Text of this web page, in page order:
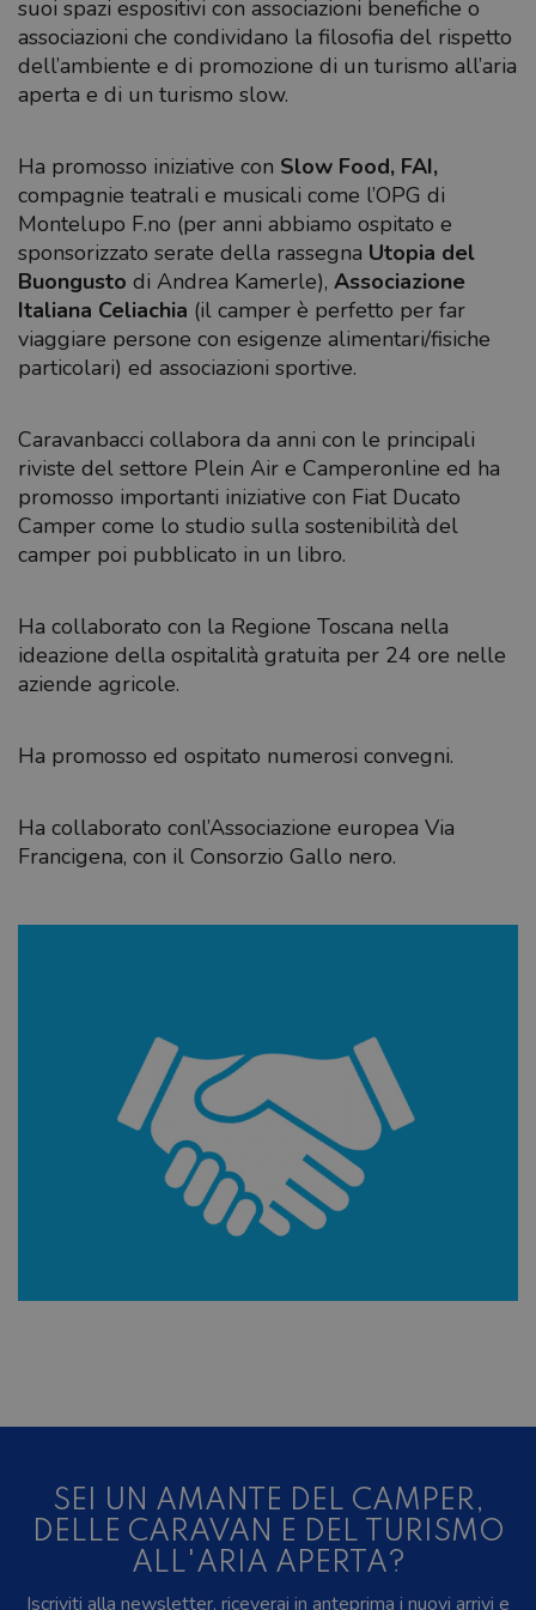
suoi spazi espositivi con associazioni benefiche o
associazioni che condividano la filosofia del rispetto
dell’ambiente e di promozione di un turismo all’aria
aperta e di un turismo slow.
Ha promosso iniziative con Slow Food, FAI,
compagnie teatrali e musicali come l’OPG di
Montelupo F.no (per anni abbiamo ospitato e
sponsorizzato serate della rassegna Utopia del
Buongusto di Andrea Kamerle), Associazione
Italiana Celiachia (il camper è perfetto per far
viaggiare persone con esigenze alimentari/fisiche
particolari) ed associazioni sportive.
Caravanbacci collabora da anni con le principali
riviste del settore Plein Air e Camperonline ed ha
promosso importanti iniziative con Fiat Ducato
Camper come lo studio sulla sostenibilità del
camper poi pubblicato in un libro.
Ha collaborato con la Regione Toscana nella
ideazione della ospitalità gratuita per 24 ore nelle
aziende agricole.
Ha promosso ed ospitato numerosi convegni.
Ha collaborato conl’Associazione europea Via
Francigena, con il Consorzio Gallo nero.
SEI UN AMANTE DEL CAMPER,
DELLE CARAVAN E DEL TURISMO
ALL'ARIA APERTA?
Iscriviti alla newsletter, riceverai in anteprima i nuovi arrivi e